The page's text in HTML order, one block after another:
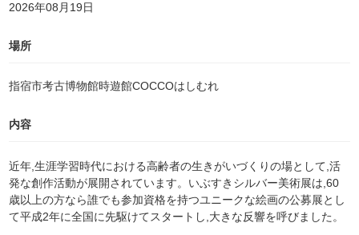
2026年08月19日
場所
指宿市考古博物館時遊館COCCOはしむれ
内容
近年,生涯学習時代における高齢者の生きがいづくりの場として,活
発な創作活動が展開されています。いぶすきシルバー美術展は,60
歳以上の方なら誰でも参加資格を持つユニークな絵画の公募展とし
て平成2年に全国に先駆けてスタートし,大きな反響を呼びました。